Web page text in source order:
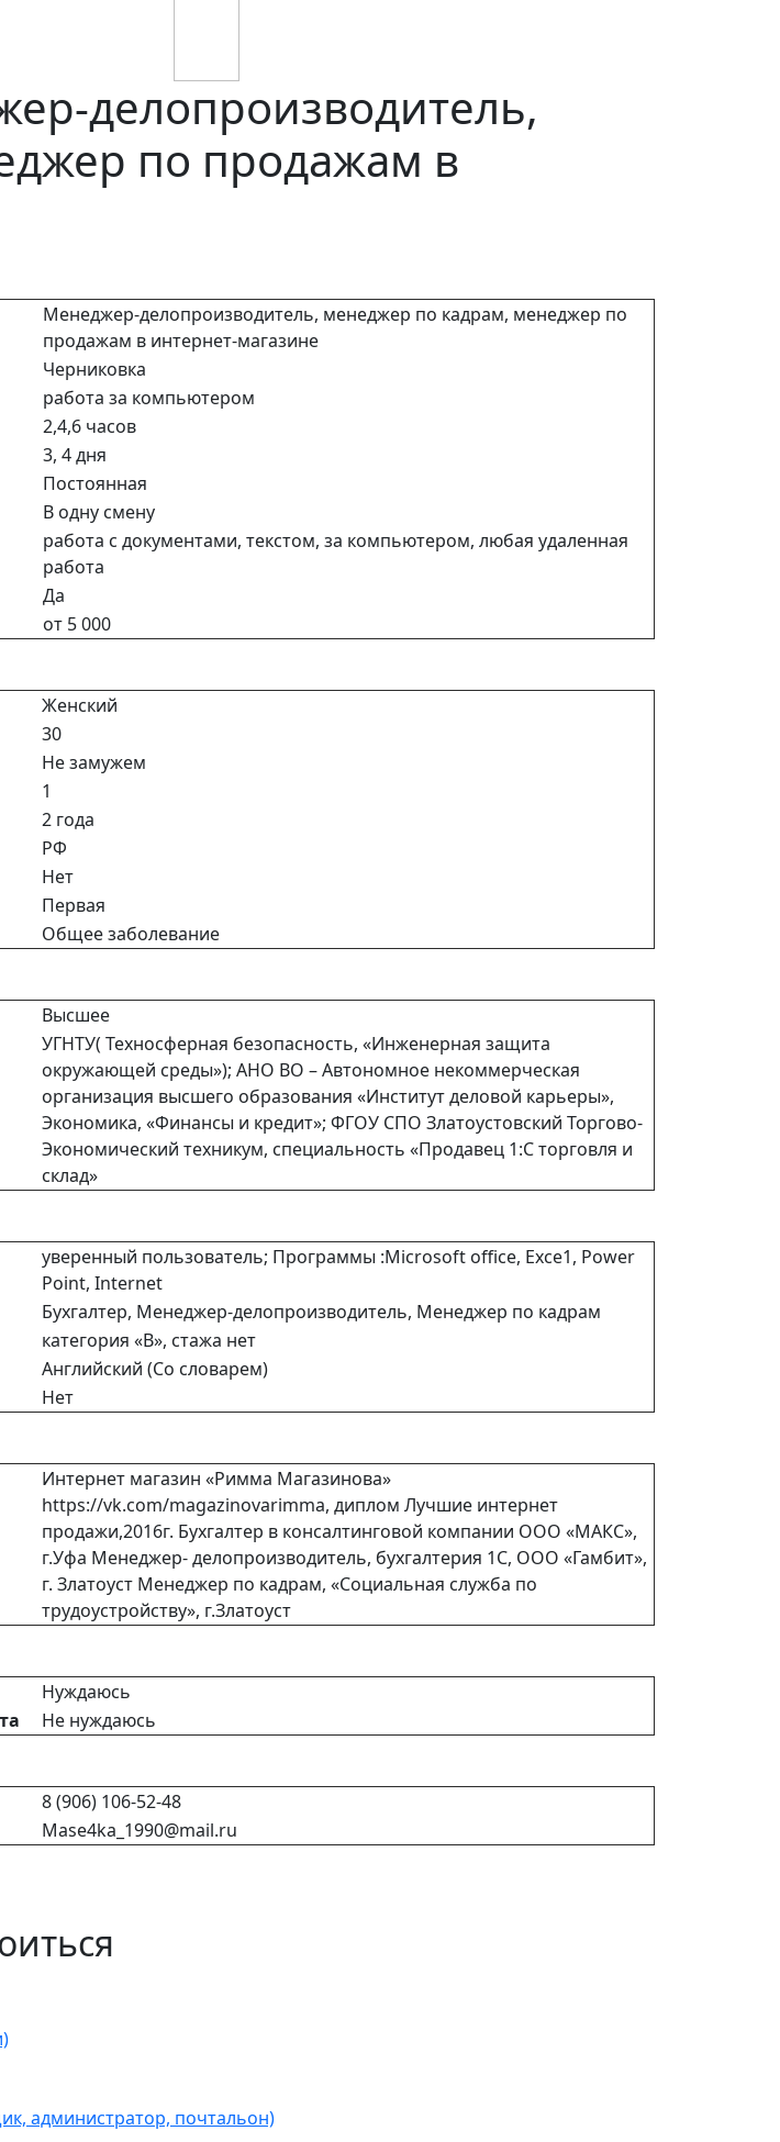
делопроизводитель,
по продажам в
Менеджер-делопроизводитель, менеджер по кадрам, менеджер по
продажам в интернет-магазине
Черниковка
работа за компьютером
2,4,6 часов
3, 4 дня
Постоянная
В одну смену
работа с документами, текстом, за компьютером, любая удаленная
работа
Да
от 5 000
Женский
30
Не замужем
1
2 года
РФ
Нет
Первая
Общее заболевание
Высшее
УГНТУ( Техносферная безопасность, «Инженерная защита
окружающей среды»); АНО ВО – Автономное некоммерческая
организация высшего образования «Институт деловой карьеры»,
Экономика, «Финансы и кредит»; ФГОУ СПО Златоустовский Торгово-
Экономический техникум, специальность «Продавец 1:С торговля и
склад»
уверенный пользователь; Программы :Microsoft office, Ехсе1, Power
Point, Internet
Бухгалтер, Менеджер-делопроизводитель, Менеджер по кадрам
категория «В», стажа нет
Английский (Со словарем)
Нет
Интернет магазин «Римма Магазинова»
https://vk.com/magazinovarimma, диплом Лучшие интернет
продажи,2016г. Бухгалтер в консалтинговой компании ООО «МАКС»,
г.Уфа Менеджер- делопроизводитель, бухгалтерия 1С, ООО «Гамбит»,
г. Златоуст Менеджер по кадрам, «Социальная служба по
трудоустройству», г.Златоуст
Нуждаюсь
Не нуждаюсь
8 (906) 106-52-48
Mase4ka_1990@mail.ru
администратор, почтальон)